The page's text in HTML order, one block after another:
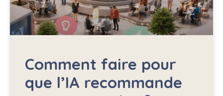
Comment faire pour
que l’IA recommande